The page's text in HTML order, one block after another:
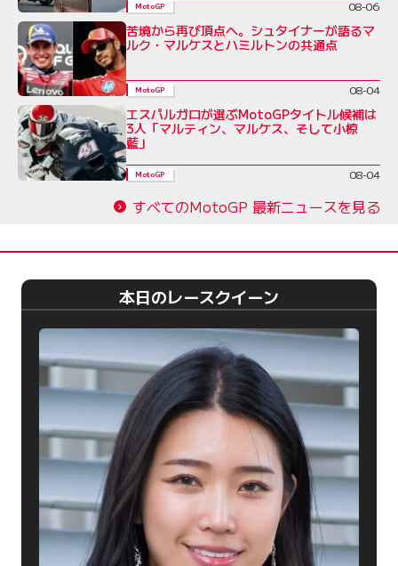
MotoGP 08-06
苦境から再び頂点へ。シュタイナーが語るマ
ルク・マルケスとハミルトンの共通点
MotoGP 08-04
エスパルガロが選ぶMotoGPタイトル候補は
3人「マルティン、マルケス、そして小椋
藍」
MotoGP 08-04
すべてのMotoGP 最新ニュースを見る
本日のレースクイーン